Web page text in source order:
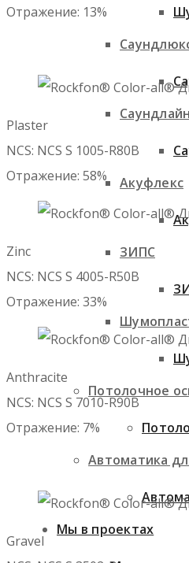
Акуфлекс
ЗИПС
Потолочное
Автоматика
Мы в проектах
Отражение: 13%
Plaster
NCS: NCS S 1005-R80B
Отражение: 58%
Zinc
NCS: NCS S 4005-R50B
Отражение: 33%
Anthracite
NCS: NCS S 7010-R90B
Отражение: 7%
Gravel